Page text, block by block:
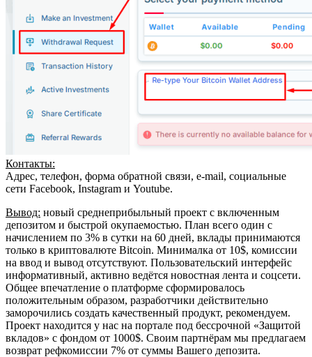
Контакты:
Адрес, телефон, форма обратной связи, e-mail, социальные
сети Facebook, Instagram и Youtube.
Вывод: новый среднеприбыльный проект с включенным
депозитом и быстрой окупаемостью. План всего один с
начислением по 3% в сутки на 60 дней, вклады принимаются
только в криптовалюте Bitcoin. Минималка от 10$, комиссии
на ввод и вывод отсутствуют. Пользовательский интерфейс
информативный, активно ведётся новостная лента и соцсети.
Общее впечатление о платформе сформировалось
положительным образом, разработчики действительно
заморочились создать качественный продукт, рекомендуем.
Проект находится у нас на портале под бессрочной «Защитой
вкладов» с фондом от 1000$. Своим партнёрам мы предлагаем
возврат рефкомиссии 7% от суммы Вашего депозита.